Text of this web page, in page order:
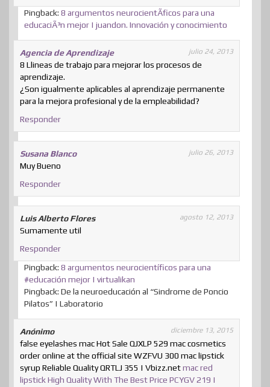
Pingback: 8 argumentos neurocientÃ­ficos para una
educaciÃ³n mejor | juandon. Innovación y conocimiento
Agencia de Aprendizaje julio 24, 2013
8 Llineas de trabajo para mejorar los procesos de
aprendizaje.
¿Son igualmente aplicables al aprendizaje permanente
para la mejora profesional y de la empleabilidad?
Responder
Susana Blanco julio 26, 2013
Muy Bueno
Responder
Luis Alberto Flores agosto 12, 2013
Sumamente util
Responder
Pingback: 8 argumentos neurocientíficos para una
#educación mejor | virtualikan
Pingback: De la neuroeducación al “Sindrome de Poncio
Pilatos” | Laboratorio
Anónimo diciembre 13, 2015
false eyelashes mac Hot Sale QJXLP 529 mac cosmetics
order online at the official site WZFVU 300 mac lipstick
syrup Reliable Quality QRTLJ 355 | Vbizz.netmac red
lipstick High Quality With The Best Price PCYGV 219 |